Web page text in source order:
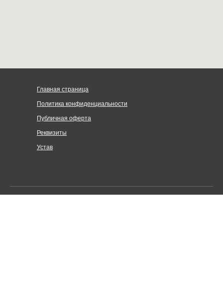
Главная страница
Политика конфиденциальности
Реквизиты
Устав
Публичная оферта